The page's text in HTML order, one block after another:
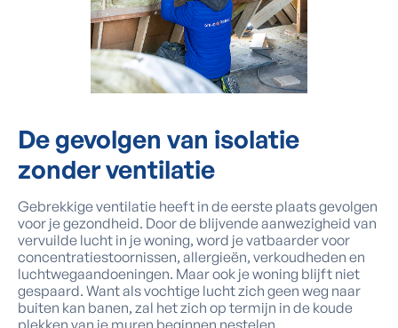
De gevolgen van isolatie
zonder ventilatie
Gebrekkige ventilatie heeft in de eerste plaats gevolgen
voor je gezondheid. Door de blijvende aanwezigheid van
vervuilde lucht in je woning, word je vatbaarder voor
concentratiestoornissen, allergieën, verkoudheden en
luchtwegaandoeningen. Maar ook je woning blijft niet
gespaard. Want als vochtige lucht zich geen weg naar
buiten kan banen, zal het zich op termijn in de koude
plekken van je muren beginnen nestelen.